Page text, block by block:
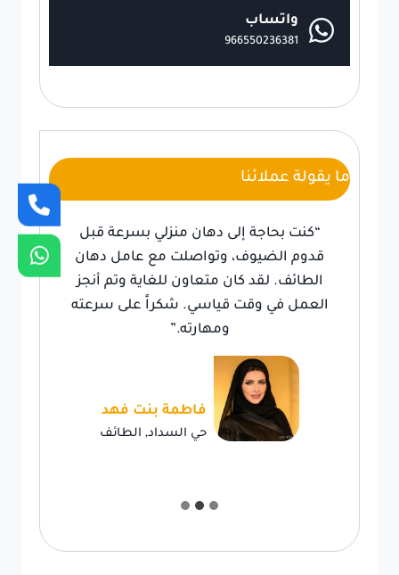
واتساب
966550236381
ما يقولة عملائنا
“كنت بحاجة إلى دهان منزلي بسرعة قبل
قدوم الضيوف، وتواصلت مع عامل دهان
الطائف. لقد كان متعاون للغاية وتم أنجز
العمل في وقت قياسي. شكراً على سرعته
ومهارته.”
فاطمة بنت فهد
حي السداد, الطائف